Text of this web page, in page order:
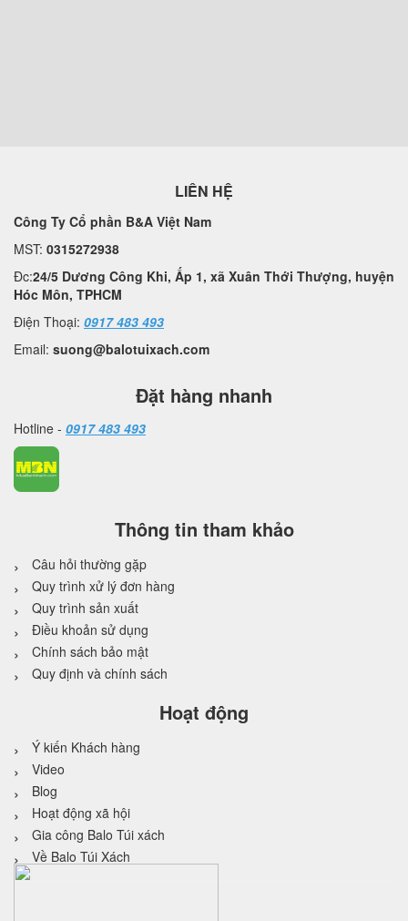
LIÊN HỆ
Công Ty Cổ phần B&A Việt Nam
MST: 0315272938
Đc:24/5 Dương Công Khi, Ấp 1, xã Xuân Thới Thượng, huyện
Hóc Môn, TPHCM
Điện Thoại: 0917 483 493
Email: suong@balotuixach.com
Đặt hàng nhanh
Hotline - 0917 483 493
Thông tin tham khảo
Câu hỏi thường gặp
Quy trình xử lý đơn hàng
Quy trình sản xuất
Điều khoản sử dụng
Chính sách bảo mật
Quy định và chính sách
Hoạt động
Ý kiến Khách hàng
Video
Blog
Hoạt động xã hội
Gia công Balo Túi xách
Về Balo Túi Xách